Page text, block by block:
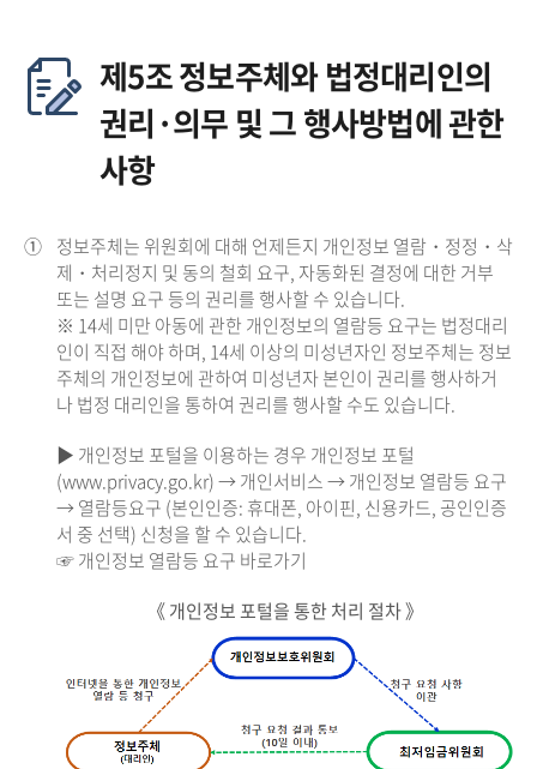
제5조 정보주체와 법정대리인의
권리·의무 및 그 행사방법에 관한
사항
① 정보주체는 위원회에 대해 언제든지 개인정보 열람・정정・삭
제・처리정지 및 동의 철회 요구, 자동화된 결정에 대한 거부
또는 설명 요구 등의 권리를 행사할 수 있습니다.
※ 14세 미만 아동에 관한 개인정보의 열람등 요구는 법정대리
인이 직접 해야 하며, 14세 이상의 미성년자인 정보주체는 정보
주체의 개인정보에 관하여 미성년자 본인이 권리를 행사하거
나 법정 대리인을 통하여 권리를 행사할 수도 있습니다.
▶ 개인정보 포털을 이용하는 경우 개인정보 포털
(www.privacy.go.kr) → 개인서비스 → 개인정보 열람등 요구
→ 열람등요구 (본인인증: 휴대폰, 아이핀, 신용카드, 공인인증
서 중 선택) 신청을 할 수 있습니다.
☞ 개인정보 열람등 요구 바로가기
《 개인정보 포털을 통한 처리 절차 》